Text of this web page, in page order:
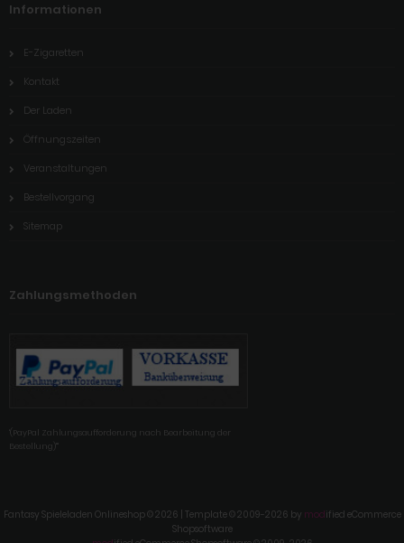
Informationen
E-Zigaretten
Kontakt
Der Laden
Öffnungszeiten
Veranstaltungen
Bestellvorgang
Sitemap
Zahlungsmethoden
'(PayPal Zahlungsaufforderung nach Bearbeitung der
Bestellung)'"
Fantasy Spieleladen Onlineshop © 2026 | Template © 2009-2026 by modified eCommerce
Shopsoftware